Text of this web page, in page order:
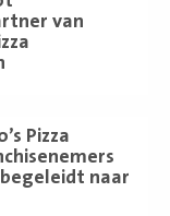
van
Pizza
naar